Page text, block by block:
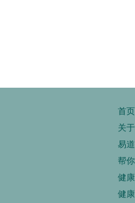
首
关
易
帮
健
健